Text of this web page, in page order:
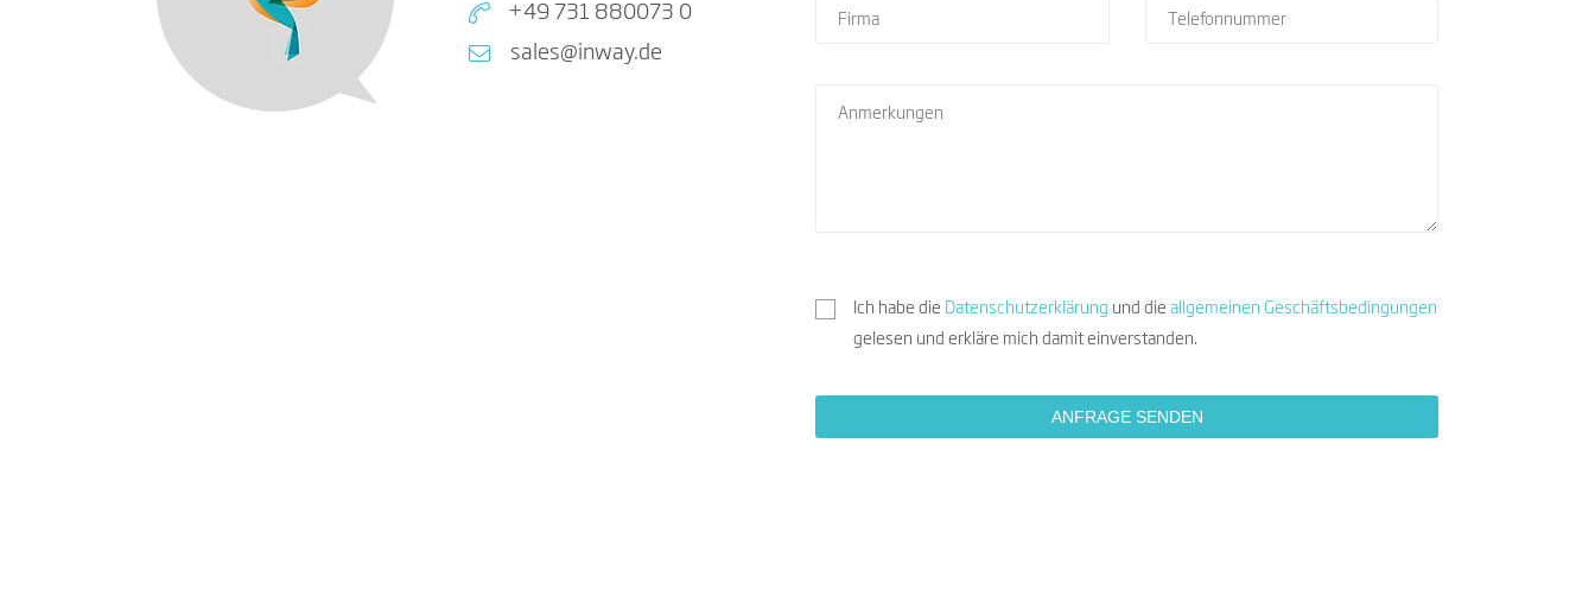
+49 731 880073 0
sales@inway.de
Ich habe die Datenschutzerklärung und die allgemeinen Geschäftsbedingungen
gelesen und erkläre mich damit einverstanden.